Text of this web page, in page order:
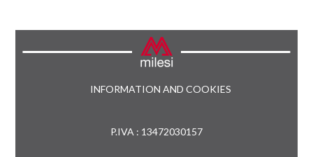
INFORMATION AND COOKIES
P.IVA : 13472030157